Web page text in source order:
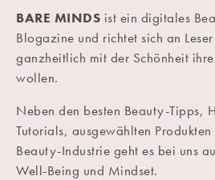
BARE MINDS ist ein digitales
Blogazine und richtet sich an
ganzheitlich mit der Schönheit
wollen.
Neben den besten Beauty-Tipps,
Tutorials, ausgewählten
Beauty-Industrie geht es bei uns
Well-Being und Mindset.